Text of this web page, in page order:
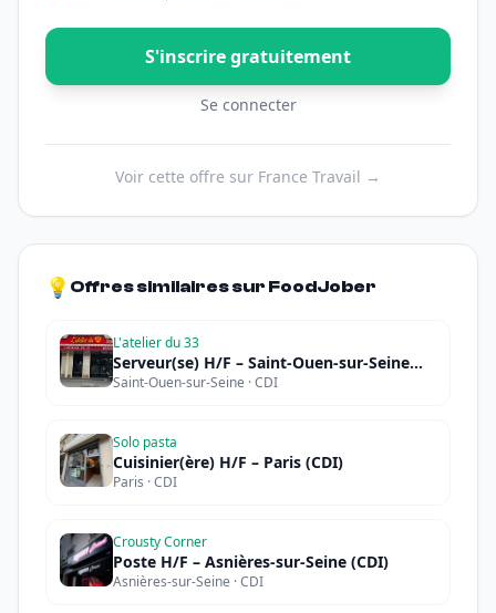
S'inscrire gratuitement
Se connecter
Voir cette offre sur France Travail →
💡 Offres similaires sur FoodJober
L'atelier du 33
Serveur(se) H/F – Saint-Ouen-sur-Seine
(CDI)
Saint-Ouen-sur-Seine · CDI
Solo pasta
Cuisinier(ère) H/F – Paris (CDI)
Paris · CDI
Crousty Corner
Poste H/F – Asnières-sur-Seine (CDI)
Asnières-sur-Seine · CDI